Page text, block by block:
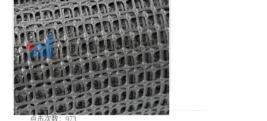
所属分类：双向土格栅
点击次数： 973